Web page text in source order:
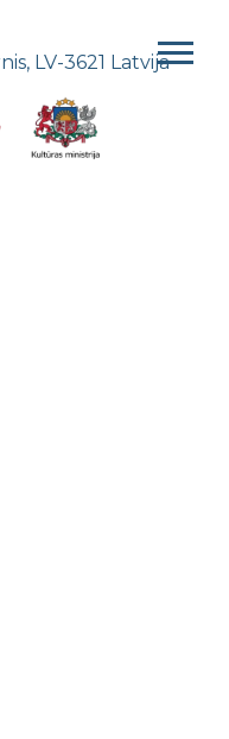
LV-3621 Latvija